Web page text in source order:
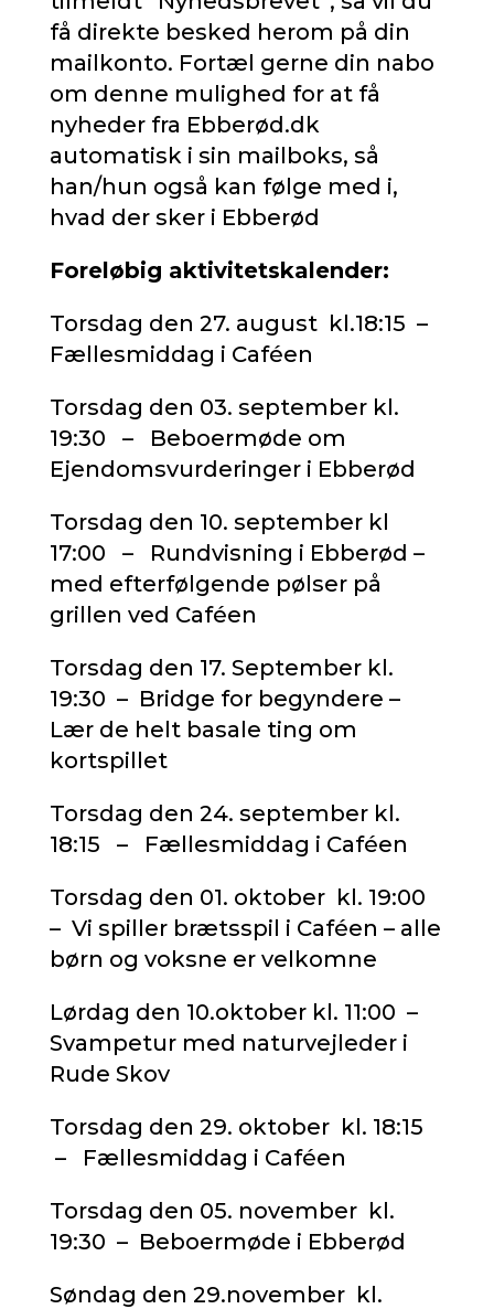
få direkte besked herom på din
mailkonto. Fortæl gerne din nabo
om denne mulighed for at få
nyheder fra Ebberød.dk
automatisk i sin mailboks, så
han/hun også kan følge med i,
hvad der sker i Ebberød
Foreløbig aktivitetskalender:
Torsdag den 27. august kl.18:15 –
Fællesmiddag i Caféen
Torsdag den 03. september kl.
19:30 – Beboermøde om
Ejendomsvurderinger i Ebberød
Torsdag den 10. september kl
17:00 – Rundvisning i Ebberød –
med efterfølgende pølser på
grillen ved Caféen
Torsdag den 17. September kl.
19:30 – Bridge for begyndere –
Lær de helt basale ting om
kortspillet
Torsdag den 24. september kl.
18:15 – Fællesmiddag i Caféen
Torsdag den 01. oktober kl. 19:00
– Vi spiller brætsspil i Caféen – alle
børn og voksne er velkomne
Lørdag den 10.oktober kl. 11:00 –
Svampetur med naturvejleder i
Rude Skov
Torsdag den 29. oktober kl. 18:15
– Fællesmiddag i Caféen
Torsdag den 05. november kl.
19:30 – Beboermøde i Ebberød
Søndag den 29.november kl.